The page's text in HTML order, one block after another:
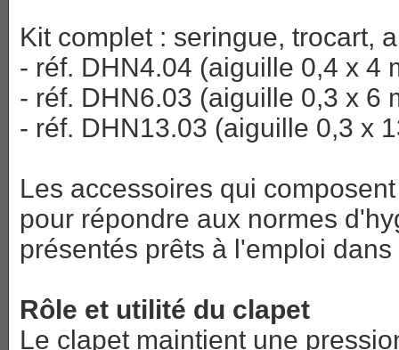
Kit complet : seringue, trocart,
- réf. DHN4.04 (aiguille 0,4 x 4
- réf. DHN6.03 (aiguille 0,3 x 6
- réf. DHN13.03 (aiguille 0,3 x
Les accessoires qui
pour répondre aux normes
présentés prêts à l'emploi
Rôle et utilité du clapet
Le clapet maintient une